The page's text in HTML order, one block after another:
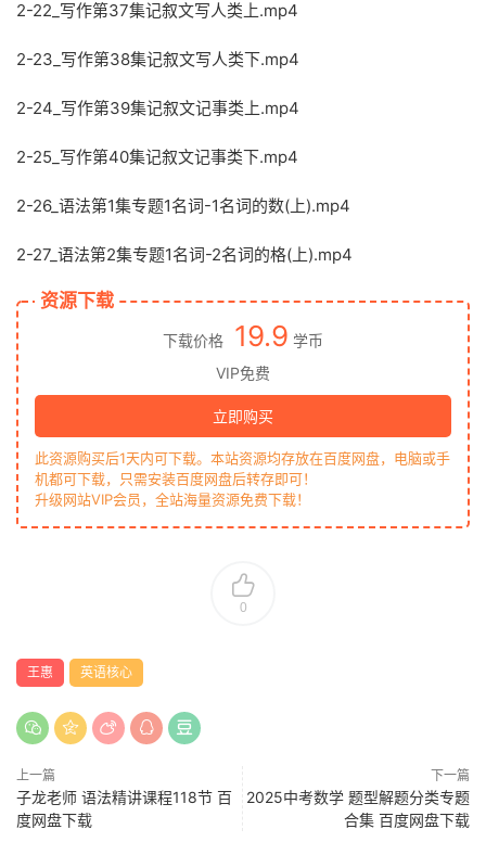
2-22_写作第37集记叙文写人类上.mp4
2-23_写作第38集记叙文写人类下.mp4
2-24_写作第39集记叙文记事类上.mp4
2-25_写作第40集记叙文记事类下.mp4
2-26_语法第1集专题1名词-1名词的数(上).mp4
2-27_语法第2集专题1名词-2名词的格(上).mp4
资源下载
下载价格 19.9 学币
VIP免费
立即购买
此资源购买后1天内可下载。本站资源均存放在百度网盘，电脑或手
机都可下载，只需安装百度网盘后转存即可！
升级网站VIP会员，全站海量资源免费下载！
0
王惠 英语核心
上一篇
子龙老师 语法精讲课程118节 百
度网盘下载
下一篇
2025中考数学 题型解题分类专题
合集 百度网盘下载